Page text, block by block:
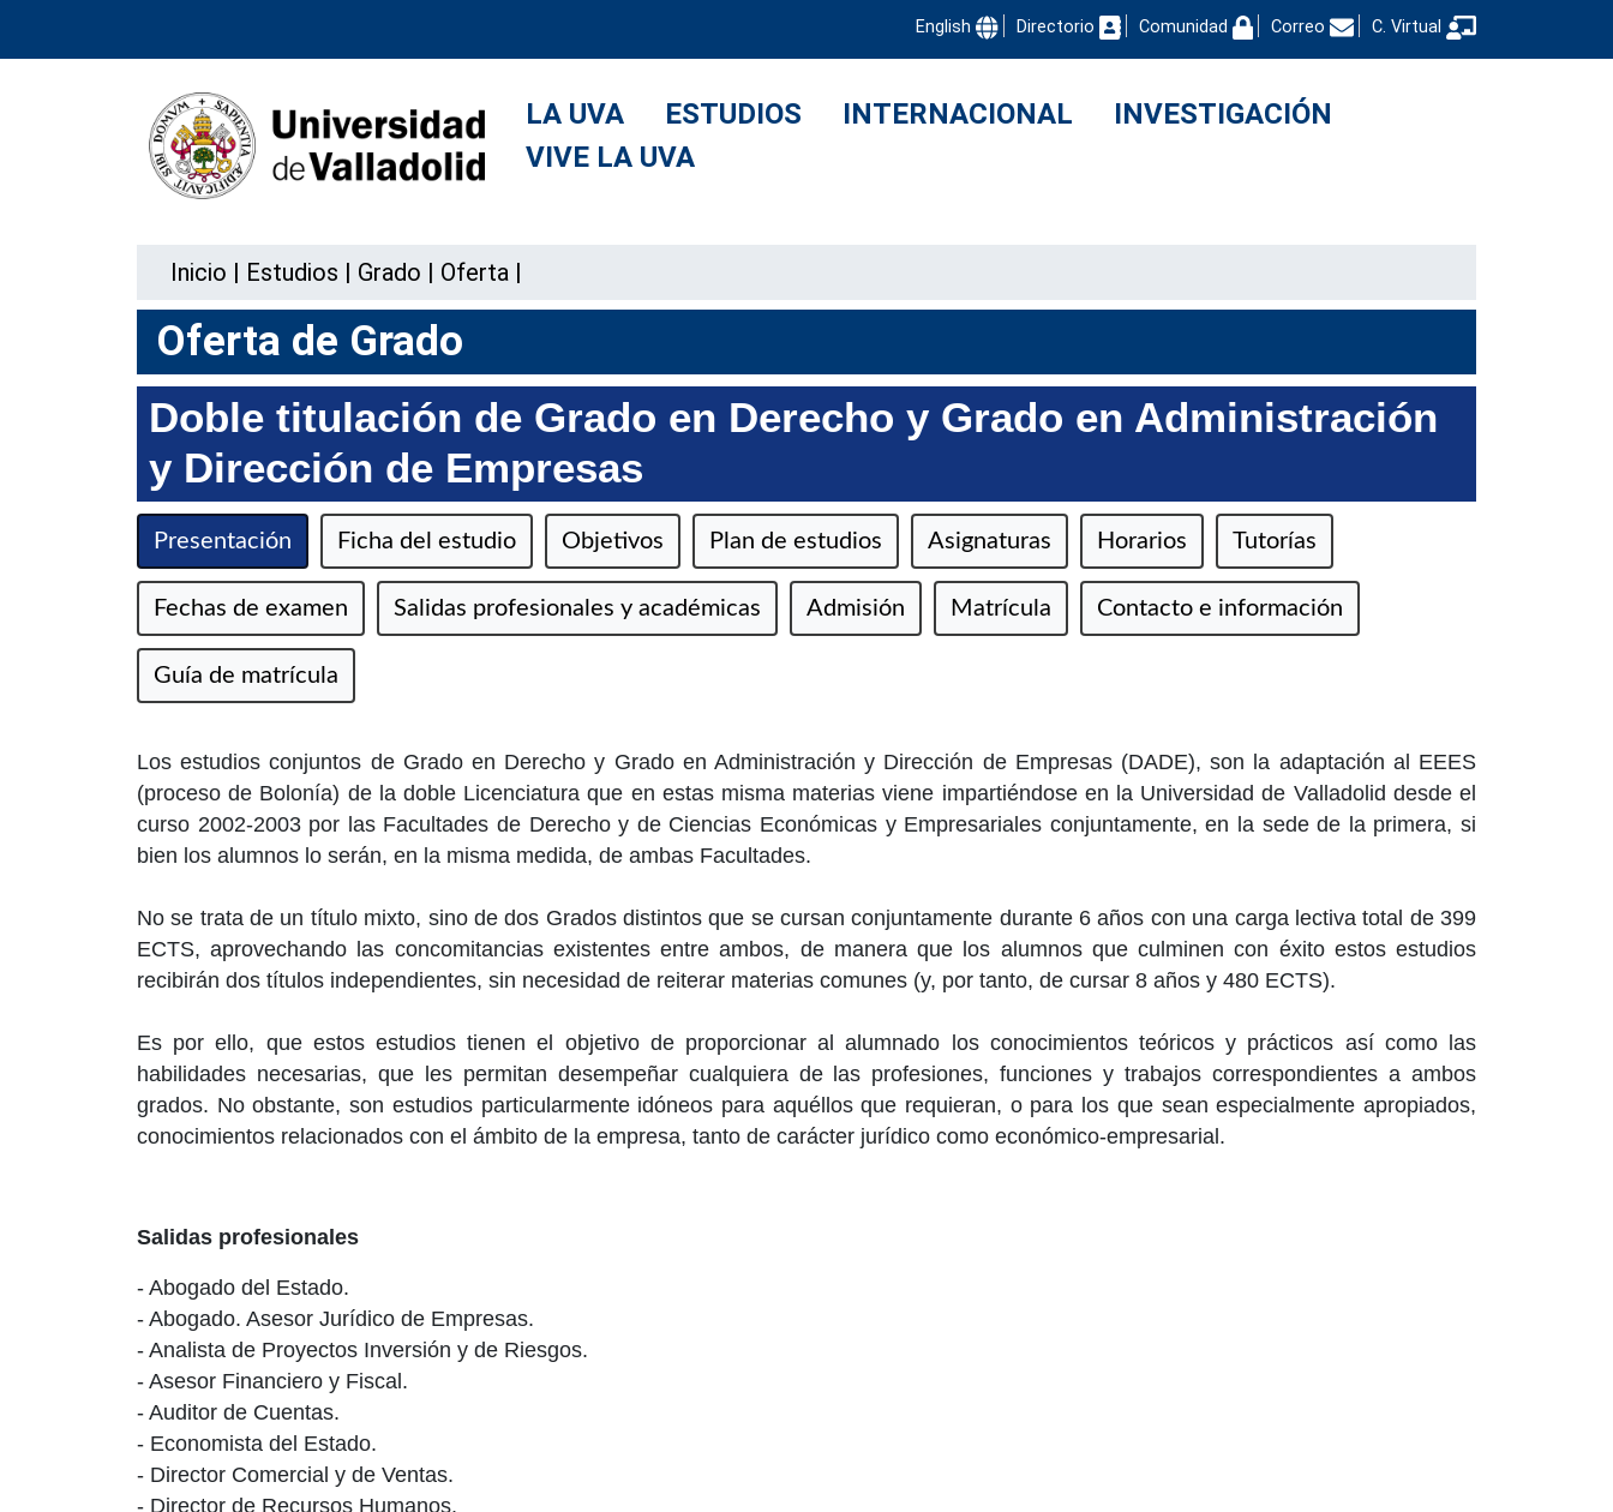
English Directorio Comunidad Correo C. Virtual
LA UVA ESTUDIOS INTERNACIONAL
INVESTIGACIÓN
VIVE LA UVA
Inicio | Estudios | Grado | Oferta |
Oferta de Grado
Doble titulación de Grado en Derecho y Grado en Administración
y Dirección de Empresas
Presentación Ficha del estudio Objetivos Plan de estudios Asignaturas Horarios Tutorías
Fechas de examen Salidas profesionales y académicas Admisión Matrícula Contacto e información
Guía de matrícula
Los estudios conjuntos de Grado en Derecho y Grado en Administración y Dirección de Empresas (DADE), son la adaptación al EEES
(proceso de Bolonía) de la doble Licenciatura que en estas misma materias viene impartiéndose en la Universidad de Valladolid desde el
curso 2002-2003 por las Facultades de Derecho y de Ciencias Económicas y Empresariales conjuntamente, en la sede de la primera, si
bien los alumnos lo serán, en la misma medida, de ambas Facultades.
No se trata de un título mixto, sino de dos Grados distintos que se cursan conjuntamente durante 6 años con una carga lectiva total de 399
ECTS, aprovechando las concomitancias existentes entre ambos, de manera que los alumnos que culminen con éxito estos estudios
recibirán dos títulos independientes, sin necesidad de reiterar materias comunes (y, por tanto, de cursar 8 años y 480 ECTS).
Es por ello, que estos estudios tienen el objetivo de proporcionar al alumnado los conocimientos teóricos y prácticos así como las
habilidades necesarias, que les permitan desempeñar cualquiera de las profesiones, funciones y trabajos correspondientes a ambos
grados. No obstante, son estudios particularmente idóneos para aquéllos que requieran, o para los que sean especialmente apropiados,
conocimientos relacionados con el ámbito de la empresa, tanto de carácter jurídico como económico-empresarial.
Salidas profesionales
- Abogado del Estado.
- Abogado. Asesor Jurídico de Empresas.
- Analista de Proyectos Inversión y de Riesgos.
- Asesor Financiero y Fiscal.
- Auditor de Cuentas.
- Economista del Estado.
- Director Comercial y de Ventas.
- Director de Recursos Humanos.